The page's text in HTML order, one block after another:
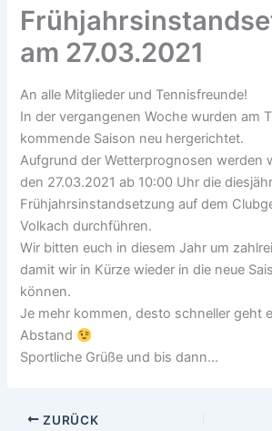
am 27.03.2021
An alle Mitglieder und Tennisfreunde!
In der vergangenen Woche wurden am
kommende Saison neu hergerichtet.
Aufgrund der Wetterprognosen werden
den 27.03.2021 ab 10:00 Uhr die
Frühjahrsinstandsetzung auf dem
Volkach durchführen.
Wir bitten euch in diesem Jahr um
damit wir in Kürze wieder in die neue
können.
Je mehr kommen, desto schneller geht
Abstand
Sportliche Grüße und bis dann…
ZURÜCK